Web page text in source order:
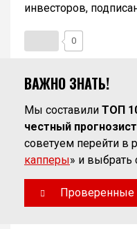
инвесторов,
0
ВАЖНО ЗНАТЬ!
Мы составили ТОП
честный прогнозист
советуем перейти в
капперы» и выбрать
Проверенные